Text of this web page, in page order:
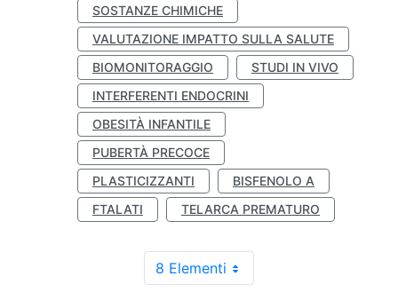
SOSTANZE CHIMICHE
VALUTAZIONE IMPATTO SULLA SALUTE
BIOMONITORAGGIO
STUDI IN VIVO
INTERFERENTI ENDOCRINI
OBESITÀ INFANTILE
PUBERTÀ PRECOCE
PLASTICIZZANTI
BISFENOLO A
FTALATI
TELARCA PREMATURO
8 Elementi